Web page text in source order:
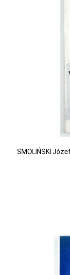
SMOLIŃSKI